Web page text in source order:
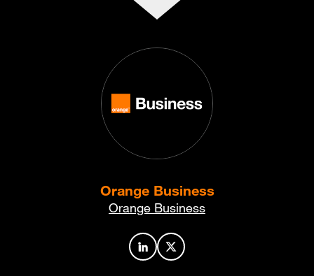
Orange Business
Orange Business
Profil de l’auteur sur LinkedIn
Profil de l’auteur sur X